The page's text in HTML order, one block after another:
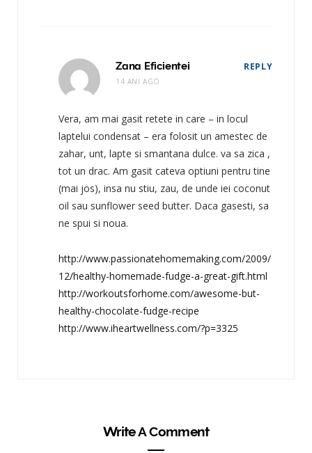
Zana Eficientei
14 ANI AGO
REPLY
Vera, am mai gasit retete in care – in locul
laptelui condensat – era folosit un amestec de
zahar, unt, lapte si smantana dulce. va sa zica ,
tot un drac. Am gasit cateva optiuni pentru tine
(mai jos), insa nu stiu, zau, de unde iei coconut
oil sau sunflower seed butter. Daca gasesti, sa
ne spui si noua.
http://www.passionatehomemaking.com/2009/
12/healthy-homemade-fudge-a-great-gift.html
http://workoutsforhome.com/awesome-but-
healthy-chocolate-fudge-recipe
http://www.iheartwellness.com/?p=3325
Write A Comment